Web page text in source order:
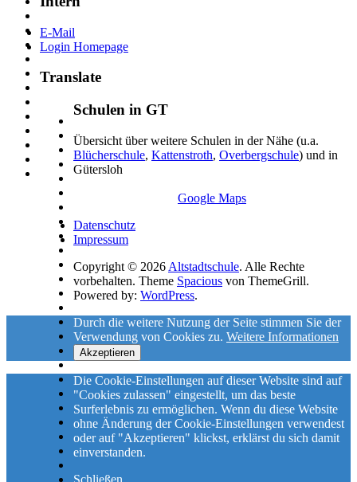
E-Mail
Login Homepage
Translate
Schulen in GT
Übersicht über weitere Schulen in der Nähe (u.a.
Blücherschule, Kattenstroth, Overbergschule) und in
Gütersloh
Google Maps
Datenschutz
Impressum
Copyright © 2026 Altstadtschule. Alle Rechte
vorbehalten. Theme Spacious von ThemeGrill.
Powered by: WordPress.
Durch die weitere Nutzung der Seite stimmen Sie der
Verwendung von Cookies zu. Weitere Informationen
Akzeptieren
Die Cookie-Einstellungen auf dieser Website sind auf
"Cookies zulassen" eingestellt, um das beste
Surferlebnis zu ermöglichen. Wenn du diese Website
ohne Änderung der Cookie-Einstellungen verwendest
oder auf "Akzeptieren" klickst, erklärst du sich damit
einverstanden.
Schließen